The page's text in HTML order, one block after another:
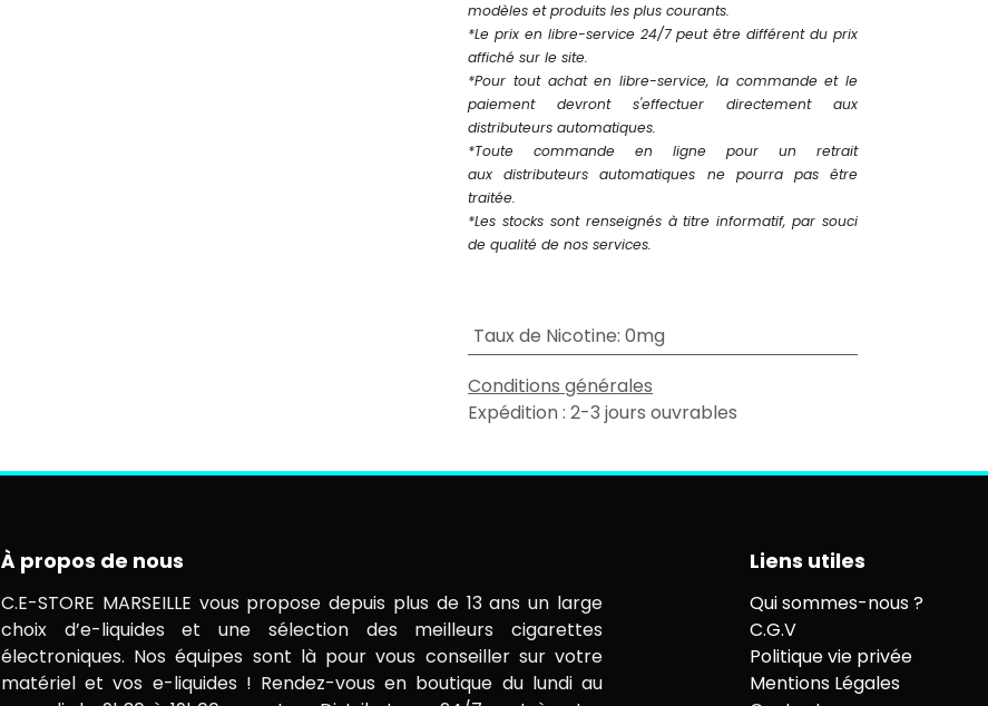
modèles et produits les plus courants.
*Le prix en libre-service 24/7 peut être différent du prix
affiché sur le site.
*Pour tout achat en libre-service, la commande et le
paiement devront s'effectuer directement aux
distributeurs automatiques.
*Toute commande en ligne pour un retrait
aux distributeurs automatiques ne pourra pas être
traitée.
*Les stocks sont renseignés à titre informatif, par souci
de qualité de nos services.
Taux de Nicotine: 0mg
Conditions générales
Expédition : 2-3 jours ouvrables
À propos de nous
C.E-STORE MARSEILLE vous propose depuis plus de 13 ans un large
choix d’e-liquides et une sélection des meilleurs cigarettes
électroniques. Nos équipes sont là pour vous conseiller sur votre
matériel et vos e-liquides ! Rendez-vous en boutique du lundi au
Liens utiles
Qui sommes-nous ?
C.G.V
Politique vie privée
Mentions Légales